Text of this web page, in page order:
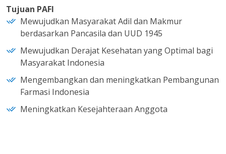
Tujuan PAFI
Mewujudkan Masyarakat Adil dan Makmur
berdasarkan Pancasila dan UUD 1945
Mewujudkan Derajat Kesehatan yang Optimal bagi
Masyarakat Indonesia
Mengembangkan dan meningkatkan Pembangunan
Farmasi Indonesia
Meningkatkan Kesejahteraan Anggota